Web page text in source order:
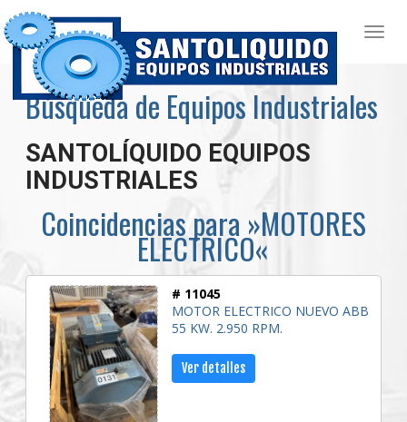
Búsqueda de Equipos Industriales
SANTOLÍQUIDO EQUIPOS
INDUSTRIALES
Coincidencias para »MOTORES
ELECTRICO«
# 11045
MOTOR ELECTRICO NUEVO ABB
55 KW. 2.950 RPM.
Ver detalles